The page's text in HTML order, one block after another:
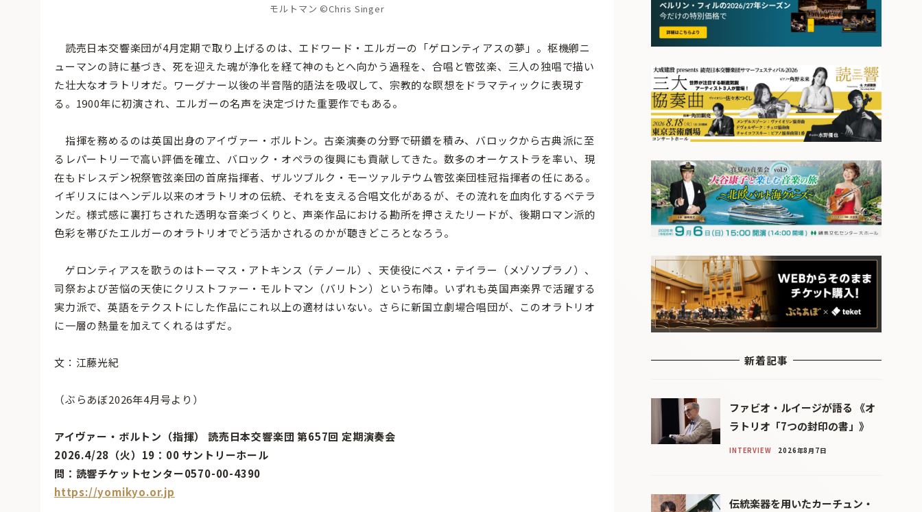
モルトマン ©Chris Singer
読売日本交響楽団が4月定期で取り上げるのは、エドワード・エルガーの「ゲロンティアスの夢」。枢機卿ニ
ューマンの詩に基づき、死を迎えた魂が浄化を経て神のもとへ向かう過程を、合唱と管弦楽、三人の独唱で描い
た壮大なオラトリオだ。ワーグナー以後の半音階的語法を吸収して、宗教的な瞑想をドラマティックに表現す
る。1900年に初演され、エルガーの名声を決定づけた重要作でもある。
指揮を務めるのは英国出身のアイヴァー・ボルトン。古楽演奏の分野で研鑽を積み、バロックから古典派に至
るレパートリーで高い評価を確立、バロック・オペラの復興にも貢献してきた。数多のオーケストラを率い、現
在もドレスデン祝祭管弦楽団の首席指揮者、ザルツブルク・モーツァルテウム管弦楽団桂冠指揮者の任にある。
イギリスにはヘンデル以来のオラトリオの伝統、それを支える合唱文化があるが、その流れを血肉化するベテラ
ンだ。様式感に裏打ちされた透明な音楽づくりと、声楽作品における勘所を押さえたリードが、後期ロマン派的
色彩を帯びたエルガーのオラトリオでどう活かされるのかが聴きどころとなろう。
ゲロンティアスを歌うのはトーマス・アトキンス（テノール）、天使役にベス・テイラー（メゾソプラノ）、
司祭および苦悩の天使にクリストファー・モルトマン（バリトン）という布陣。いずれも英国声楽界で活躍する
実力派で、英語をテクストにした作品にこれ以上の適材はいない。さらに新国立劇場合唱団が、このオラトリオ
に一層の熱量を加えてくれるはずだ。
文：江藤光紀
（ぶらあぼ2026年4月号より）
アイヴァー・ボルトン（指揮） 読売日本交響楽団 第657回 定期演奏会
2026.4/28（火）19：00 サントリーホール
問：読響チケットセンター0570-00-4390
https://yomikyo.or.jp
新着記事
ファビオ・ルイージが語る 《オ
ラトリオ「7つの封印の書」》
INTERVIEW 2026年8月7日
伝統楽器を用いたカーチュン・